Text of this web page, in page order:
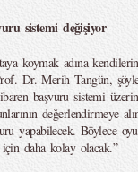
sistemi değişiyor
koymak adına
Dr. Merih Tangün,
başvuru sistemi
değerlendirmeye
yapabilecek. Böylece
daha kolay olacak.”